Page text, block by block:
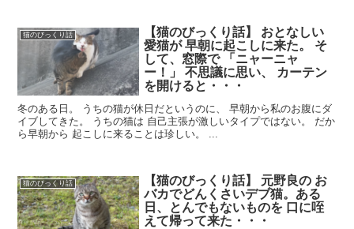
猫のびっくり話
【猫のびっくり話】 おとなしい
愛猫が 早朝に起こしに来た。 そ
して、窓際で 「ニャーニャ
ー！」 不思議に思い、 カーテン
を開けると・・・
冬のある日。 うちの猫が休日だというのに、 早朝から私のお腹にダ
イブしてきた。 うちの猫は 自己主張が激しいタイプではない。 だか
ら早朝から 起こしに来ることは珍しい。 ...
猫のびっくり話
【猫のびっくり話】 元野良の お
バカでどんくさいデブ猫。ある
日、とんでもないものを 口に咥
えて帰って来た・・・